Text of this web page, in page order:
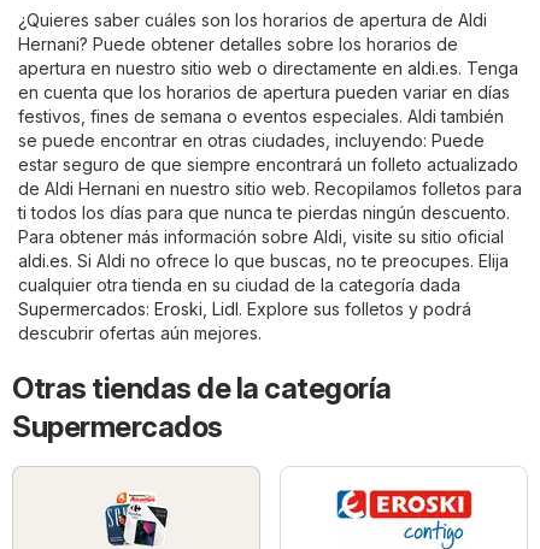
¿Quieres saber cuáles son los horarios de apertura de Aldi
Hernani? Puede obtener detalles sobre los horarios de
apertura en nuestro sitio web o directamente en aldi.es. Tenga
en cuenta que los horarios de apertura pueden variar en días
festivos, fines de semana o eventos especiales. Aldi también
se puede encontrar en otras ciudades, incluyendo: Puede
estar seguro de que siempre encontrará un folleto actualizado
de Aldi Hernani en nuestro sitio web. Recopilamos folletos para
ti todos los días para que nunca te pierdas ningún descuento.
Para obtener más información sobre Aldi, visite su sitio oficial
aldi.es. Si Aldi no ofrece lo que buscas, no te preocupes. Elija
cualquier otra tienda en su ciudad de la categoría dada
Supermercados: Eroski Lidl. Explore sus folletos y podrá
descubrir ofertas aún mejores.
Otras tiendas de la categoría
Supermercados